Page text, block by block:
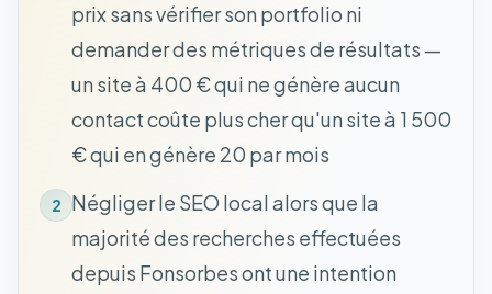
prix sans vérifier son portfolio ni
demander des métriques de résultats —
un site à 400 € qui ne génère aucun
contact coûte plus cher qu'un site à 1 500
€ qui en génère 20 par mois
2 Négliger le SEO local alors que la
majorité des recherches effectuées
depuis Fonsorbes ont une intention